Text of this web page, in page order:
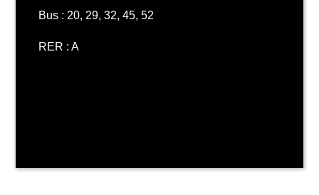
Bus : 20, 29, 32, 45, 52
RER : A